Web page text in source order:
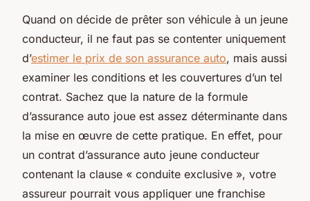
Quand on décide de prêter son véhicule à un jeune
conducteur, il ne faut pas se contenter uniquement
d’estimer le prix de son assurance auto, mais aussi
examiner les conditions et les couvertures d’un tel
contrat. Sachez que la nature de la formule
d’assurance auto joue est assez déterminante dans
la mise en œuvre de cette pratique. En effet, pour
un contrat d’assurance auto jeune conducteur
contenant la clause « conduite exclusive », votre
assureur pourrait vous appliquer une franchise